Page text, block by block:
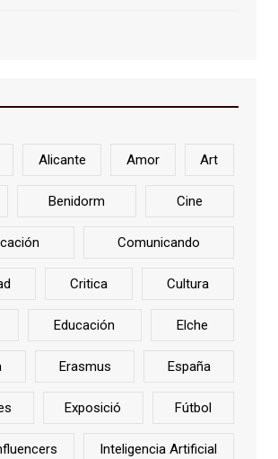
Alicante Amor Art
Benidorm Cine
Comunicando
Critica Cultura
Educación Elche
Erasmus España
Exposició Fútbol
Inteligencia Artificial